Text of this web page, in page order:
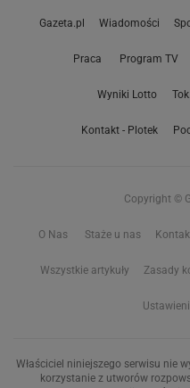
Gazeta.pl Wiadomości
Praca Program TV
Wyniki Lotto
Kontakt - Plotek
Copyright ©
O Nas Staże u nas
Wszystkie artykuły Zasady
Właściciel niniejszego serwisu nie
korzystanie z utworów